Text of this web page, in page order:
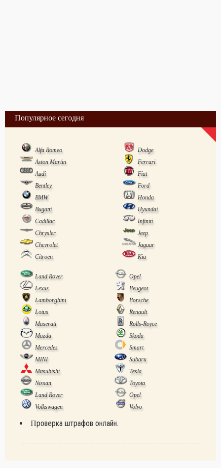
Популярное сегодня
Alfa Romeo
Dodge
Aston Martin
Ferrari
Audi
Fiat
Bentley
Ford
BMW
Honda
Bugatti
Hyundai
Cadillac
Infiniti
Chrysler
Jeep
Chevrolet
Jaguar
Citroen
Kia
Land Rover
Opel
Lexus
Peugeot
Lamborghini
Porsche
Lotus
Renault
Maserati
Rolls-Royce
Mazda
Skoda
Mercedes
Smart
MINI
Subaru
Mitsubishi
Tesla
Nissan
Toyota
Land Rover
Opel
Volkswagen
Volvo
Проверка штрафов онлайн.